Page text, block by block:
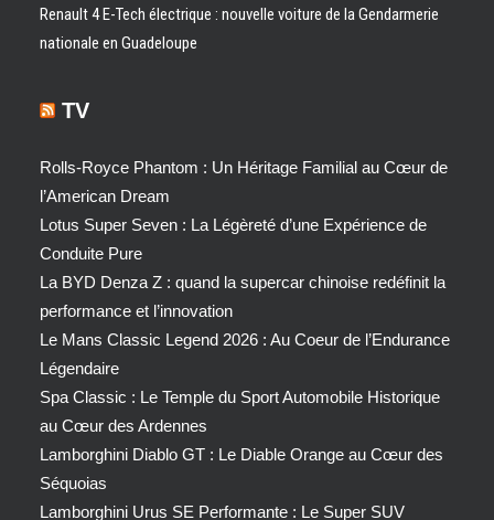
Renault 4 E-Tech électrique : nouvelle voiture de la Gendarmerie
nationale en Guadeloupe
TV
Rolls-Royce Phantom : Un Héritage Familial au Cœur de
l’American Dream
Lotus Super Seven : La Légèreté d’une Expérience de
Conduite Pure
La BYD Denza Z : quand la supercar chinoise redéfinit la
performance et l’innovation
Le Mans Classic Legend 2026 : Au Coeur de l’Endurance
Légendaire
Spa Classic : Le Temple du Sport Automobile Historique
au Cœur des Ardennes
Lamborghini Diablo GT : Le Diable Orange au Cœur des
Séquoias
Lamborghini Urus SE Performante : Le Super SUV